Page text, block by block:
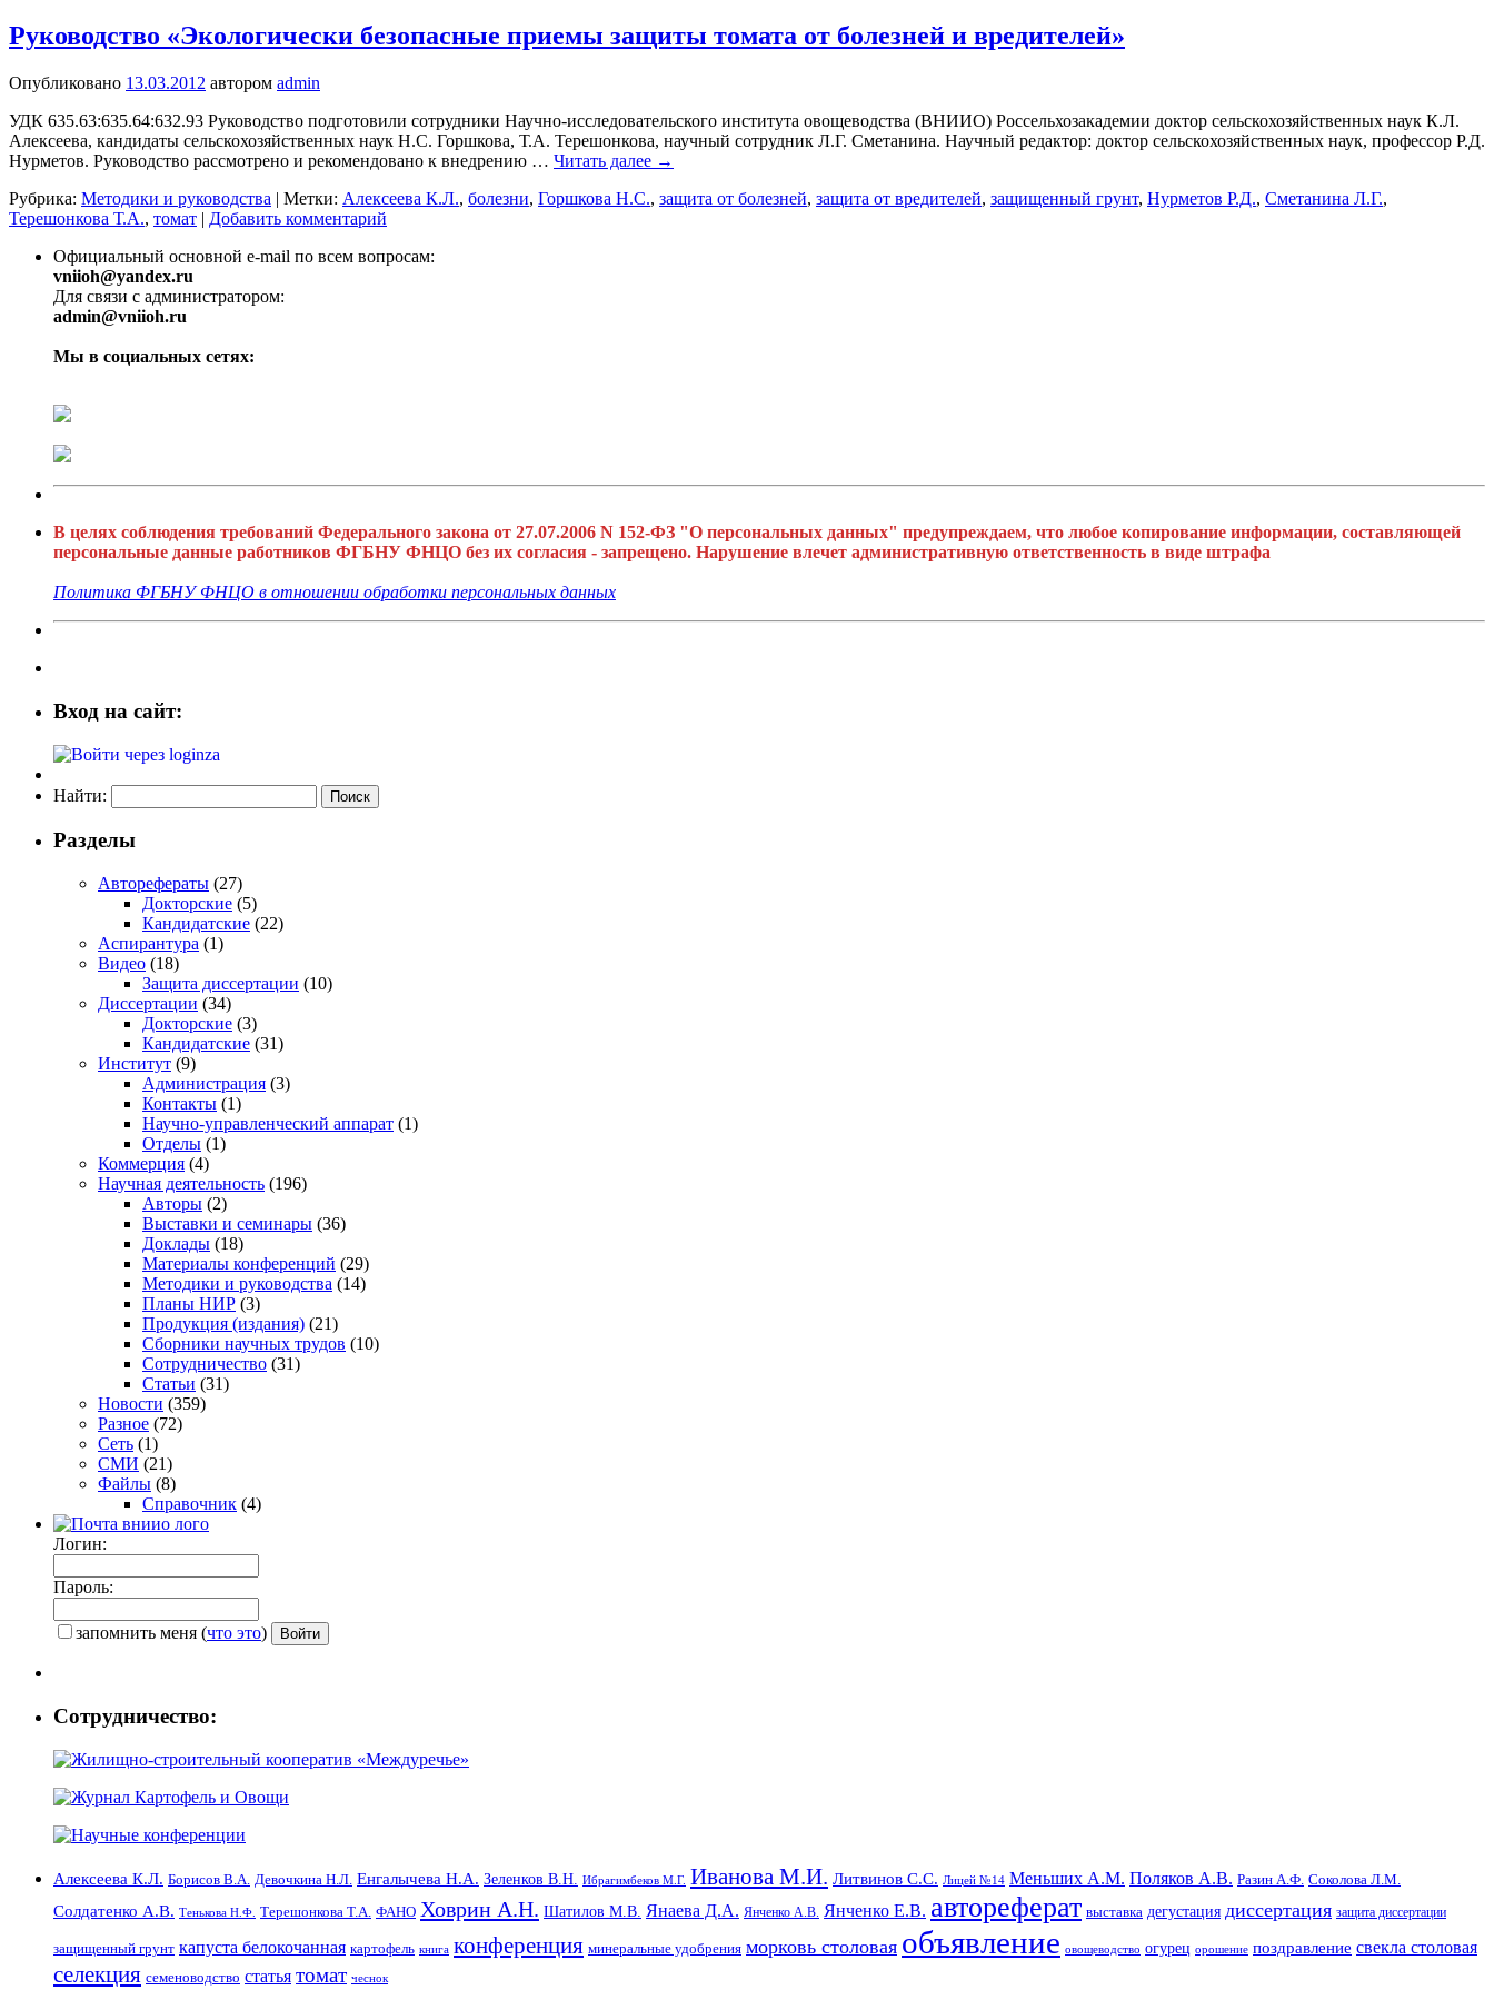
Руководство «Экологически безопасные приемы защиты томата от болезней и вредителей»
Опубликовано 13.03.2012 автором admin
УДК 635.63:635.64:632.93 Руководство подготовили сотрудники Научно-исследовательского института овощеводства (ВНИИО) Россельхозакадемии доктор сельскохозяйственных наук К.Л.
Алексеева, кандидаты сельскохозяйственных наук Н.С. Горшкова, Т.А. Терешонкова, научный сотрудник Л.Г. Сметанина. Научный редактор: доктор сельскохозяйственных наук, профессор Р.Д.
Нурметов. Руководство рассмотрено и рекомендовано к внедрению … Читать далее →
Рубрика: Методики и руководства | Метки: Алексеева К.Л., болезни, Горшкова Н.С., защита от болезней, защита от вредителей, защищенный грунт, Нурметов Р.Д., Сметанина Л.Г.,
Терешонкова Т.А., томат | Добавить комментарий
Официальный основной e-mail по всем вопросам:
vniioh@yandex.ru
Для связи с администратором:
admin@vniioh.ru
Мы в социальных сетях:
В целях соблюдения требований Федерального закона от 27.07.2006 N 152-ФЗ "О персональных данных" предупреждаем, что любое копирование информации, составляющей
персональные данные работников ФГБНУ ФНЦО без их согласия - запрещено. Нарушение влечет административную ответственность в виде штрафа
Политика ФГБНУ ФНЦО в отношении обработки персональных данных
Вход на сайт:
Найти:
Разделы
Авторефераты (27)
Докторские (5)
Кандидатские (22)
Аспирантура (1)
Видео (18)
Защита диссертации (10)
Диссертации (34)
Докторские (3)
Кандидатские (31)
Институт (9)
Администрация (3)
Контакты (1)
Научно-управленческий аппарат (1)
Отделы (1)
Коммерция (4)
Научная деятельность (196)
Авторы (2)
Выставки и семинары (36)
Доклады (18)
Материалы конференций (29)
Методики и руководства (14)
Планы НИР (3)
Продукция (издания) (21)
Сборники научных трудов (10)
Сотрудничество (31)
Статьи (31)
Новости (359)
Разное (72)
Сеть (1)
СМИ (21)
Файлы (8)
Справочник (4)
Логин:
Пароль:
запомнить меня (что это)
Сотрудничество:
Алексеева К.Л. Борисов В.А. Девочкина Н.Л. Енгалычева Н.А. Зеленков В.Н. Ибрагимбеков М.Г. Иванова М.И. Литвинов С.С. Лицей №14 Меньших А.М. Поляков А.В. Разин А.Ф. Соколова Л.М.
Солдатенко А.В. Тенькова Н.Ф. Терешонкова Т.А. ФАНО Ховрин А.Н. Шатилов М.В. Янаева Д.А. Янченко А.В. Янченко Е.В. автореферат выставка дегустация диссертация защита диссертации
защищенный грунт капуста белокочанная картофель книга конференция минеральные удобрения морковь столовая объявление овощеводство огурец орошение поздравление свекла столовая
селекция семеноводство статья томат чеснок